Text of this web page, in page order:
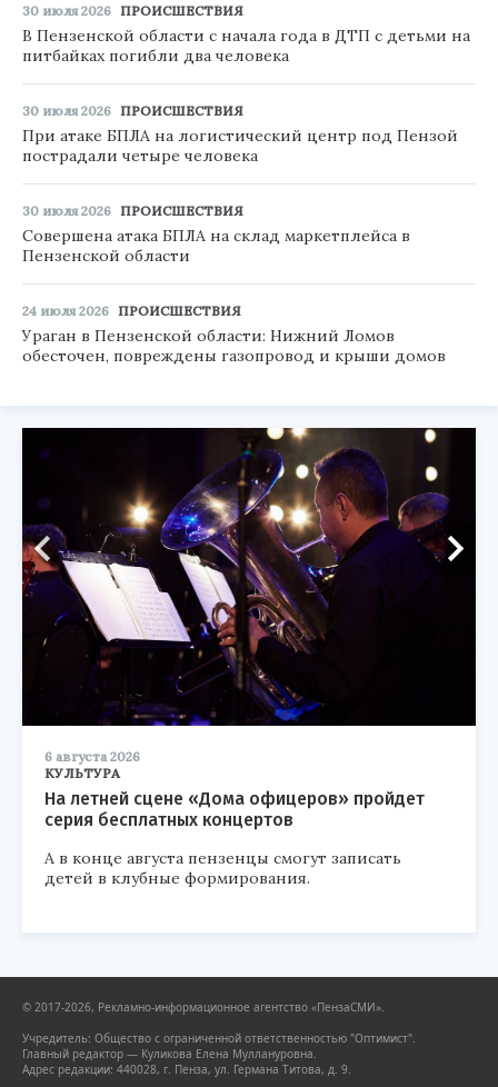
30 июля 2026 ПРОИСШЕСТВИЯ
В Пензенской области с начала года в ДТП с детьми на
питбайках погибли два человека
30 июля 2026 ПРОИСШЕСТВИЯ
При атаке БПЛА на логистический центр под Пензой
пострадали четыре человека
30 июля 2026 ПРОИСШЕСТВИЯ
Совершена атака БПЛА на склад маркетплейса в
Пензенской области
24 июля 2026 ПРОИСШЕСТВИЯ
Ураган в Пензенской области: Нижний Ломов
обесточен, повреждены газопровод и крыши домов
6 августа 2026
КУЛЬТУРА
На летней сцене «Дома офицеров» пройдет
серия бесплатных концертов
А в конце августа пензенцы смогут записать
детей в клубные формирования.
© 2017-2026, Рекламно-информационное агентство «ПензаСМИ».
Учредитель: Общество с ограниченной ответственностью "Оптимист".
Главный редактор — Куликова Елена Муллануровна.
Адрес редакции: 440028, г. Пенза, ул. Германа Титова, д. 9.